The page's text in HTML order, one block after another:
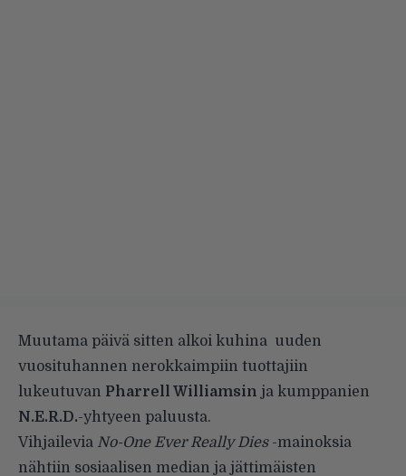
Muutama päivä sitten alkoi kuhina uuden
vuosituhannen nerokkaimpiin tuottajiin
lukeutuvan Pharrell Williamsin ja kumppanien
N.E.R.D.-yhtyeen paluusta.
Vihjailevia No-One Ever Really Dies-mainoksia
nähtiin sosiaalisen median ja jättimäisten